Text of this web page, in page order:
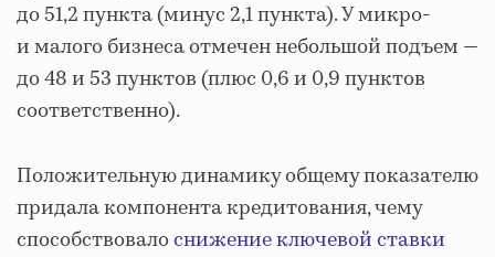
до 51,2 пункта (минус 2,1 пункта). У микро-
и малого бизнеса отмечен небольшой подъем —
до 48 и 53 пунктов (плюс 0,6 и 0,9 пунктов
соответственно).
Положительную динамику общему показателю
придала компонента кредитования, чему
способствовалоснижение ключевой ставки